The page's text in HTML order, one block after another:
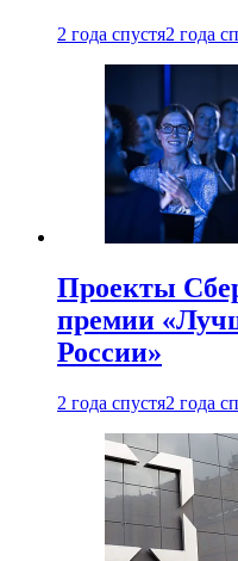
2 года спустя2 года
Проекты
премии
России»
2 года спустя2 года